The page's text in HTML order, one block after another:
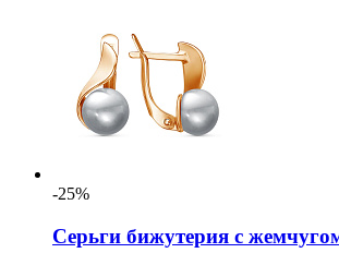
-25%
Серьги бижутерия с